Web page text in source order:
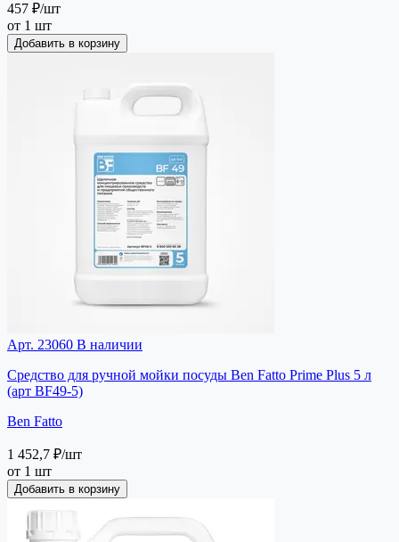
457 ₽/шт
от 1 шт
Добавить в корзину
Арт. 23060 В наличии
Средство для ручной мойки посуды Ben Fatto Prime Plus 5 л
(арт BF49-5)
Ben Fatto
1 452,7 ₽/шт
от 1 шт
Добавить в корзину